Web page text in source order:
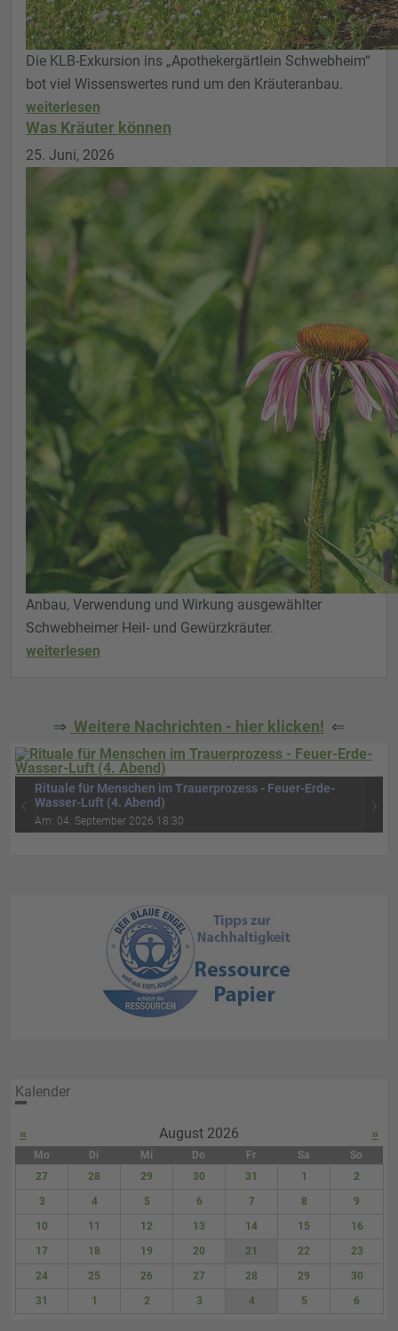
Die KLB-Exkursion ins „Apothekergärtlein Schwebheim“
bot viel Wissenswertes rund um den Kräuteranbau.
weiterlesen
Was Kräuter können
25. Juni, 2026
Anbau, Verwendung und Wirkung ausgewählter
Schwebheimer Heil- und Gewürzkräuter.
weiterlesen
⇒ Weitere Nachrichten - hier klicken! ⇐
Rituale für Menschen im Trauerprozess - Feuer-Erde-
Wasser-Luft (4. Abend)
Am: 04. September 2026 18:30
‹ ›
Kalender
« August 2026 »
Mo Di Mi Do Fr Sa
So
27
28 29 30 31 1
2
3
4 5 6 7 8
9
10
11 12 13 14 15
16
17
18 19 20 21 22
23
24
25 26 27 28 29
30
31
1 2 3 4 5 6